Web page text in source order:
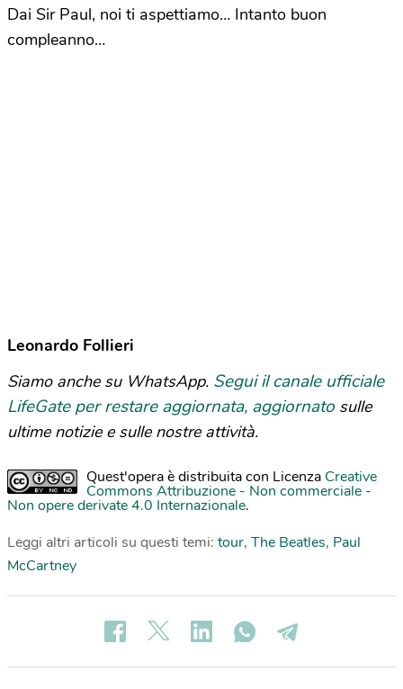
Dai Sir Paul, noi ti aspettiamo… Intanto buon
compleanno…
Leonardo Follieri
Siamo anche su WhatsApp. Segui il canale ufficiale
LifeGate per restare aggiornata, aggiornato sulle
ultime notizie e sulle nostre attività.
Quest'opera è distribuita con Licenza Creative
Commons Attribuzione - Non commerciale -
Non opere derivate 4.0 Internazionale.
Leggi altri articoli su questi temi: tour, The Beatles, Paul
McCartney